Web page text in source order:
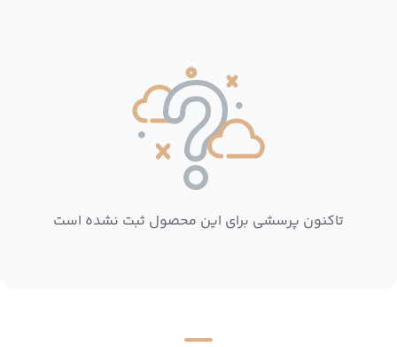
تاکنون پرسشی برای این محصول ثبت نشده است